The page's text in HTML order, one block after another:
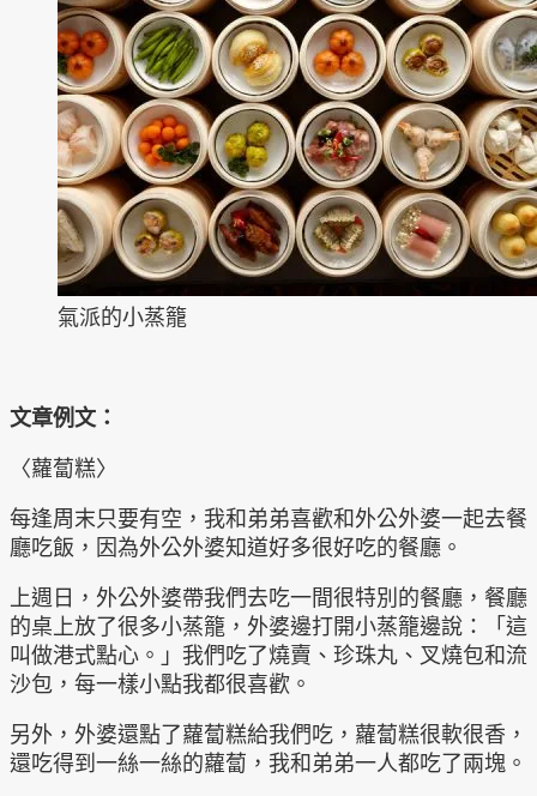
氣派的小蒸籠
文章例文：
〈蘿蔔糕〉
每逢周末只要有空，我和弟弟喜歡和外公外婆一起去餐
廳吃飯，因為外公外婆知道好多很好吃的餐廳。
上週日，外公外婆帶我們去吃一間很特別的餐廳，餐廳
的桌上放了很多小蒸籠，外婆邊打開小蒸籠邊說：「這
叫做港式點心。」我們吃了燒賣、珍珠丸、叉燒包和流
沙包，每一樣小點我都很喜歡。
另外，外婆還點了蘿蔔糕給我們吃，蘿蔔糕很軟很香，
還吃得到一絲一絲的蘿蔔，我和弟弟一人都吃了兩塊。